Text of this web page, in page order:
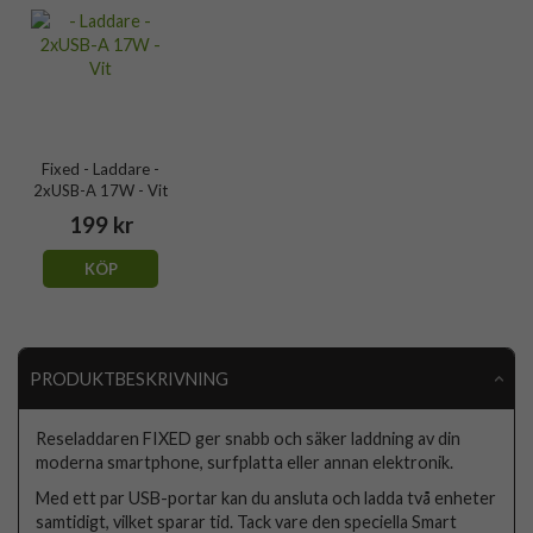
Fixed - Laddare -
2xUSB-A 17W - Vit
199 kr
KÖP
PRODUKTBESKRIVNING
Reseladdaren FIXED ger snabb och säker laddning av din
moderna smartphone, surfplatta eller annan elektronik.
Med ett par USB-portar kan du ansluta och ladda två enheter
samtidigt, vilket sparar tid. Tack vare den speciella Smart